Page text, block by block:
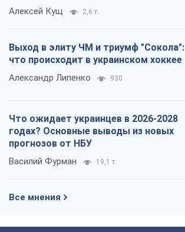
Алексей Кущ 2,6 т.
Выход в элиту ЧМ и триумф "Сокола":
что происходит в украинском хоккее
Александр Липенко 930
Что ожидает украинцев в 2026-2028
годах? Основные выводы из новых
прогнозов от НБУ
Василий Фурман 19,1 т.
Все мнения